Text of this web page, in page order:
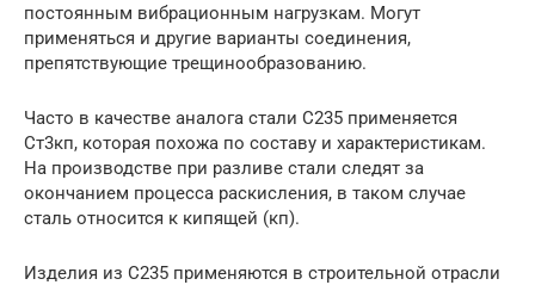
постоянным вибрационным нагрузкам. Могут
применяться и другие варианты соединения,
препятствующие трещинообразованию.
Часто в качестве аналога стали С235 применяется
Ст3кп, которая похожа по составу и характеристикам.
На производстве при разливе стали следят за
окончанием процесса раскисления, в таком случае
сталь относится к кипящей (кп).
Изделия из С235 применяются в строительной отрасли